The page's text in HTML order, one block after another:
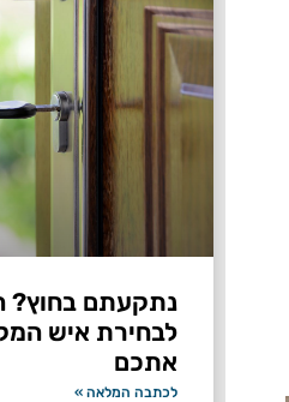
נתקעתם בחוץ?
לבחירת איש
אתכם
לכתבה המלאה »